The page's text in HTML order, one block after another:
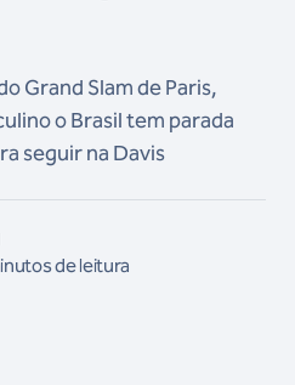
Grand Slam de Paris,
o Brasil tem parada
seguir na Davis
de leitura